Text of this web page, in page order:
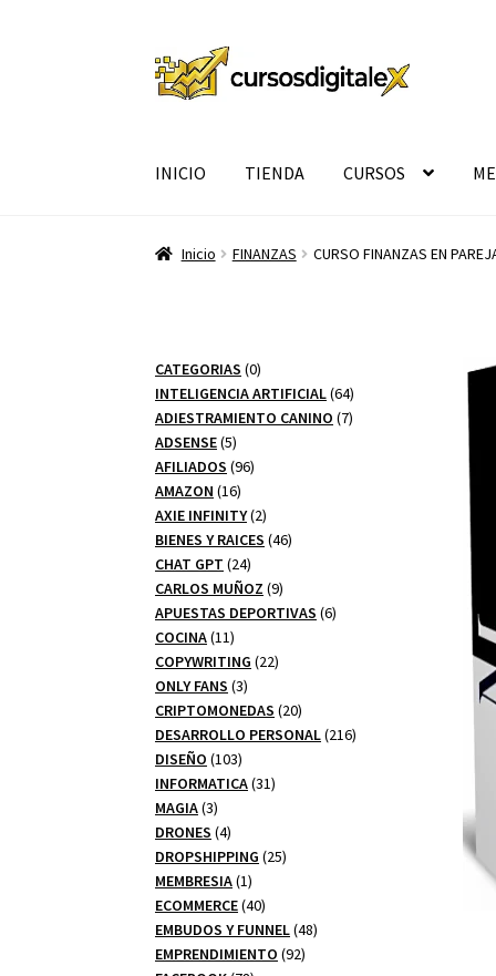
Ir
a
Ir
al
INICIO TIENDA CURSOS
Inicio FINANZAS CURSO FINANZAS EN
CATEGORIAS 00
productos
INTELIGENCIA ARTIFICIAL 6464
productos
ADIESTRAMIENTO CANINO 77
ADSENSE 55
productos
AFILIADOS 9696
AMAZON 1616
productos
AXIE INFINITY 22
productos
BIENES Y RAICES 4646
CHAT GPT 2424
productos
CARLOS MUÑOZ 99
productos
APUESTAS DEPORTIVAS 66
COCINA 1111
productos
COPYWRITING 2222
ONLY FANS 33
productos
CRIPTOMONEDAS 2020
productos
DESARROLLO PERSONAL 216216
DISEÑO 103103
productos
INFORMATICA 3131
MAGIA 33
productos
DRONES 44
productos
DROPSHIPPING 2525
MEMBRESIA 11
producto
ECOMMERCE 4040
productos
EMBUDOS Y FUNNEL 4848
EMPRENDIMIENTO 9292